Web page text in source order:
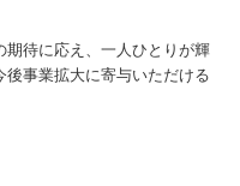
期待に応え、一人ひとりが輝
後事業拡大に寄与いただける